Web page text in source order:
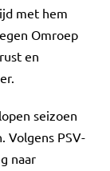
met hem
Omroep
en
seizoen
Volgens PSV-
naar